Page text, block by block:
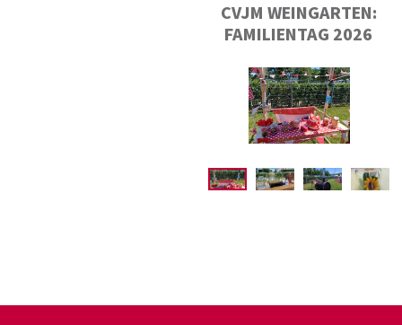
CVJM WEINGARTEN:
FAMILIENTAG 2026